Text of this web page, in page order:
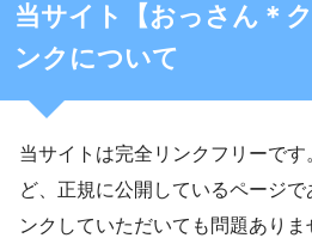
当サイト【おっさん＊
ンクについて
当サイトは完全リンクフリーで
ど、正規に公開しているページ
ンクしていただいても問題あり